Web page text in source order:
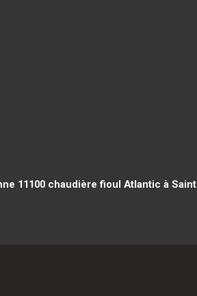
11100 chaudière fioul Atlantic à Saint